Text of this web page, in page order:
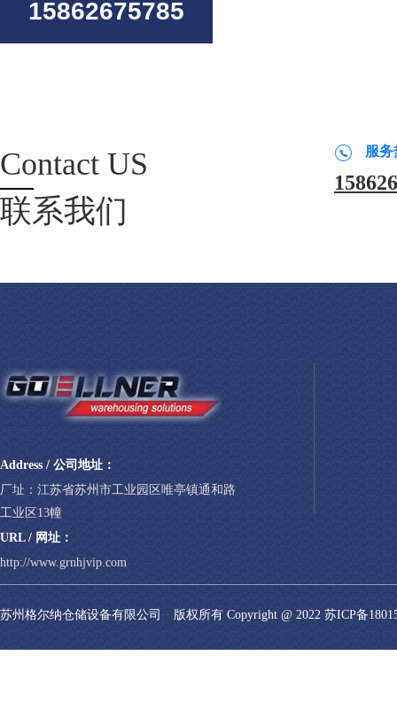
15862675785
Contact US
联系我们
服务
Address / 公司地址：
厂址：江苏省苏州市工业园区唯亭镇通和路
工业区13幢
URL / 网址：
http://www.grnhjvip.com
苏州格尔纳仓储设备有限公司 版权所有 Copyright @ 2022 苏ICP备